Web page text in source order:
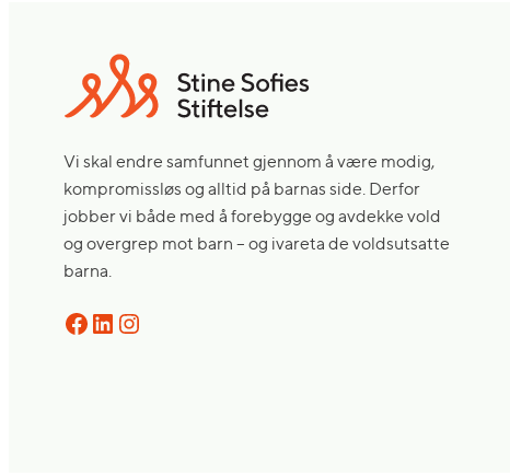
Vi skal endre samfunnet gjennom å være modig,
kompromissløs og alltid på barnas side. Derfor
jobber vi både med å forebygge og avdekke vold
og overgrep mot barn – og ivareta de voldsutsatte
barna.
Facebook LinkedIn Instagram